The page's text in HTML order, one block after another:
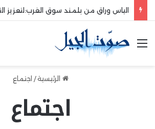
القائمة
الرئيسية / اجتماع
اجتماع